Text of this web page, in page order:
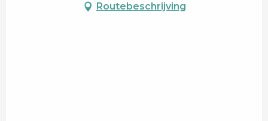
Routebeschrijving